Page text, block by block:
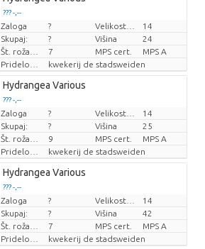
??? -,--
Cena za kos
Loading...
??? -,--
Cena za kos
Loading...
??? -,--
Cena za kos
??? -,--
Cena za kos
Zaloga ?
14
Skupaj:
? Višina
24
7 MPS cert.
MPS A
kwekerij de stadsweiden
Hydrangea Various
??? -,--
Cena za kos
Zaloga ?
14
Skupaj:
? Višina
25
9 MPS cert.
MPS A
kwekerij de stadsweiden
Hydrangea Various
??? -,--
Cena za kos
Zaloga ?
14
Skupaj:
? Višina
42
7 MPS cert.
MPS A
kwekerij de stadsweiden